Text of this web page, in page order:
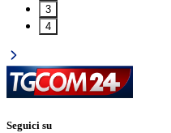
3
4
Seguici su